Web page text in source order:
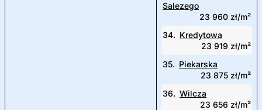
Salezego
23 960 zł/m²
34. Kredytowa
23 919 zł/m²
35. Piekarska
23 875 zł/m²
36. Wilcza
23 656 zł/m²